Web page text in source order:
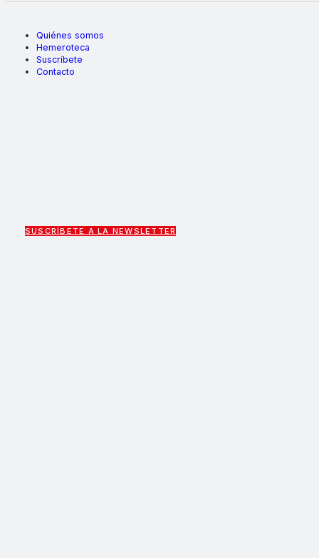
Quiénes somos
Hemeroteca
Suscríbete
Contacto
SUSCRÍBETE A LA NEWSLETTER